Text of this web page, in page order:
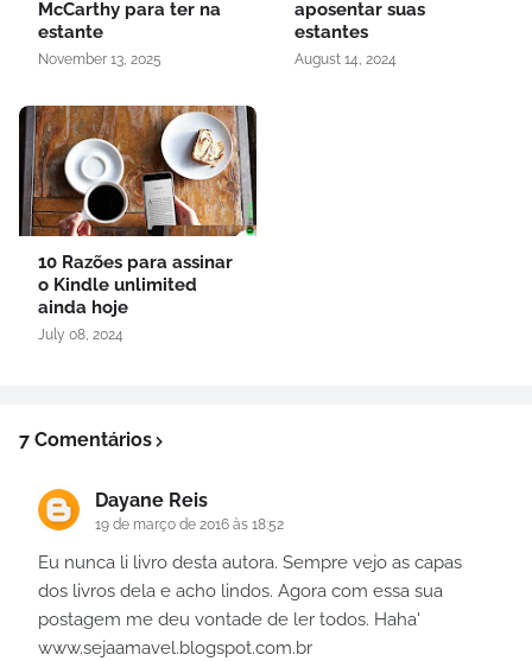
McCarthy para ter na
estante
November 13, 2025
aposentar suas
estantes
August 14, 2024
10 Razões para assinar
o Kindle unlimited
ainda hoje
July 08, 2024
7 Comentários
Dayane Reis
19 de março de 2016 às 18:52
Eu nunca li livro desta autora. Sempre vejo as capas
dos livros dela e acho lindos. Agora com essa sua
postagem me deu vontade de ler todos. Haha'
www.sejaamavel.blogspot.com.br